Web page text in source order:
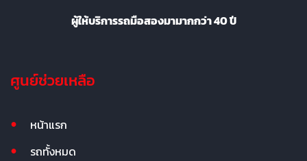
ผู้ให้บริการรถมือสองมามากกว่า 40 ปี
ศูนย์ช่วยเหลือ
หน้าแรก
รถทั้งหมด